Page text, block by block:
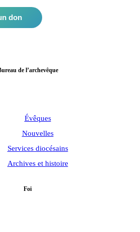
don
de l’archevêque
Évêques
Nouvelles
Services diocésains
Archives et histoire
Foi